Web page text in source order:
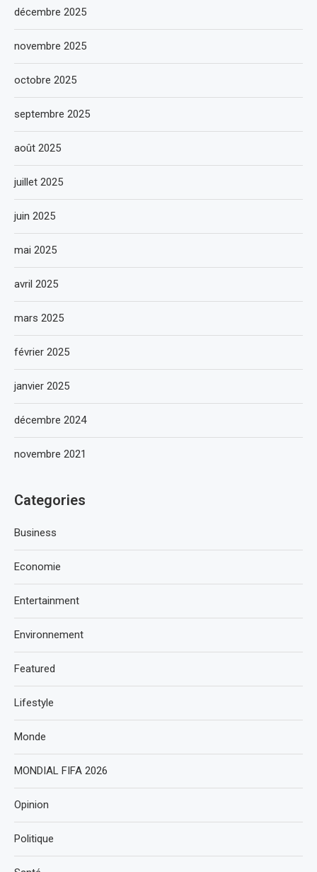
décembre 2025
novembre 2025
octobre 2025
septembre 2025
août 2025
juillet 2025
juin 2025
mai 2025
avril 2025
mars 2025
février 2025
janvier 2025
décembre 2024
novembre 2021
Categories
Business
Economie
Entertainment
Environnement
Featured
Lifestyle
Monde
MONDIAL FIFA 2026
Opinion
Politique